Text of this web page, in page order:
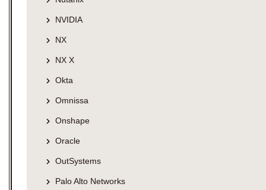
NVIDIA
NX
NX X
Okta
Omnissa
Onshape
Oracle
OutSystems
Palo Alto Networks